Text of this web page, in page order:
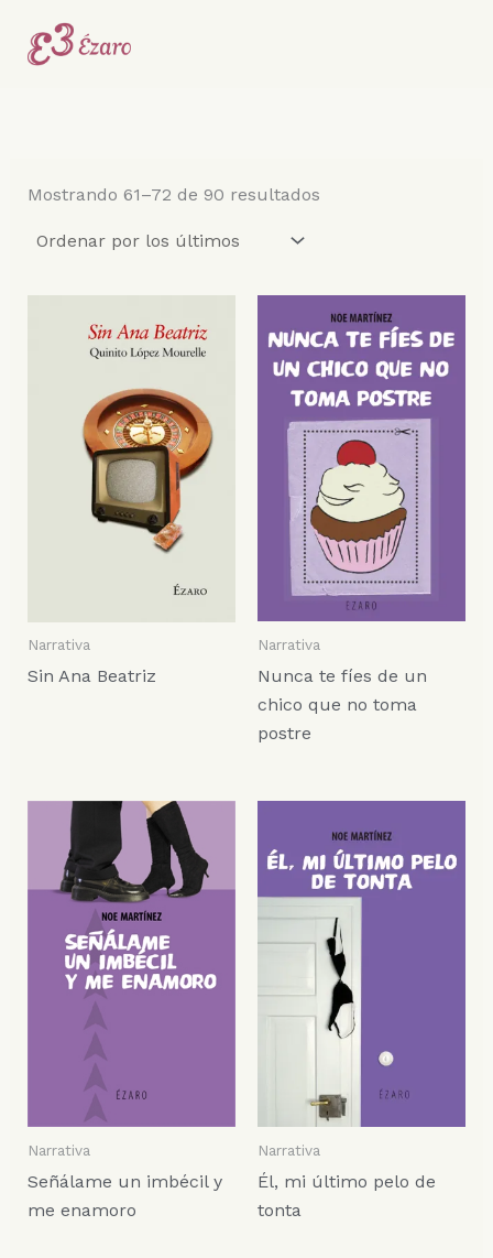
contenido
Mostrando 61–72 de 90 resultados
Narrativa
Sin Ana Beatriz
Narrativa
Nunca te fíes de un
chico que no toma
postre
Narrativa
Señálame un imbécil y
me enamoro
Narrativa
Él, mi último pelo de
tonta